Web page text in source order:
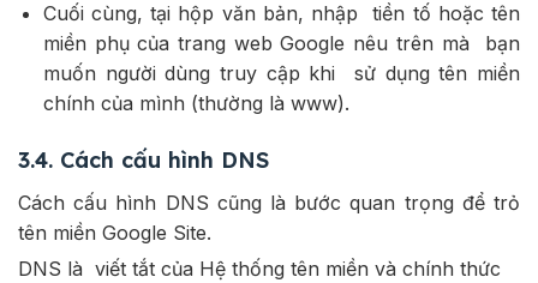
Cuối cùng, tại hộp văn bản, nhập tiền tố hoặc tên
miền phụ của trang web Google nêu trên mà bạn
muốn người dùng truy cập khi sử dụng tên miền
chính của mình (thường là www).
3.4. Cách cấu hình DNS
Cách cấu hình DNS cũng là bước quan trọng để trỏ
tên miền Google Site.
DNS là viết tắt của Hệ thống tên miền và chính thức